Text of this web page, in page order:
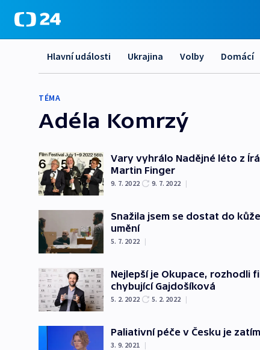
Hlavní události Ukrajina Volby Domácí
TÉMA
Adéla Komrzý
Vary vyhrálo Nadějné léto z
Martin Finger
9. 7. 2022 9. 7. 2022 |
Snažila jsem se dostat do
umění
5. 7. 2022 |
Nejlepší je Okupace, rozhodli
chybující Gajdošíková
5. 2. 2022 5. 2. 2022 |
Paliativní péče v Česku je
3. 9. 2021 |